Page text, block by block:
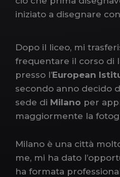
iniziato a disegnare
Dopo il liceo, mi
frequentare il corso di
presso l’European
secondo anno decido
sede di Milano per
maggiormente la
Milano è una città
me, mi ha dato
ha formata